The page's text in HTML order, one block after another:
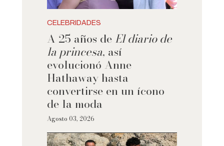
CELEBRIDADES
A 25 años de El diario de
la princesa, así
evolucionó Anne
Hathaway hasta
convertirse en un ícono
de la moda
Agosto 03, 2026